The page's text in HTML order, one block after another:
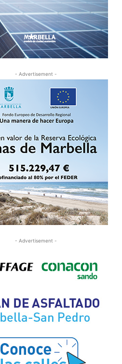
- Advertisement -
- Advertisement -